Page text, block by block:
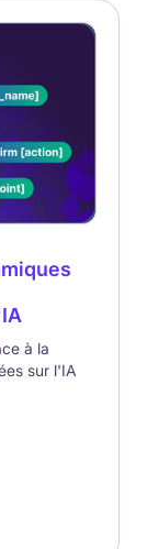
à la
sur l'IA